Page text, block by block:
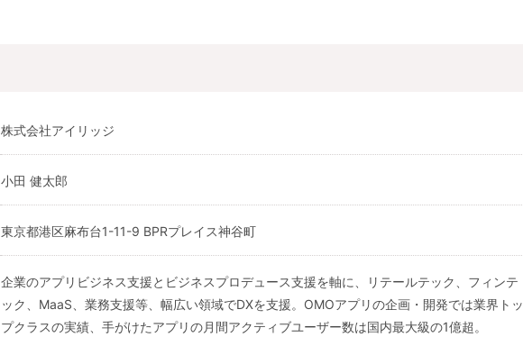
株式会社アイリッジ
小田 健太郎
東京都港区麻布台1-11-9 BPRプレイス神谷町
企業のアプリビジネス支援とビジネスプロデュース支援を軸に、リテールテック、フィンテ
ック、MaaS、業務支援等、幅広い領域でDXを支援。OMOアプリの企画・開発では業界トッ
プクラスの実績、手がけたアプリの月間アクティブユーザー数は国内最大級の1億超。